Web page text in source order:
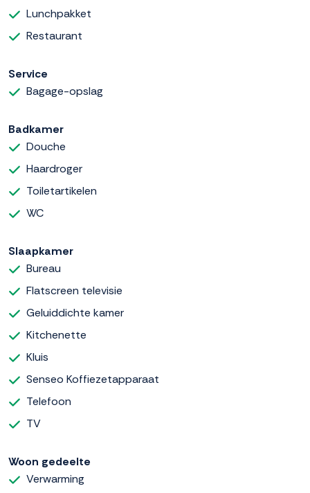
Lunchpakket
Restaurant
Service
Bagage-opslag
Badkamer
Douche
Haardroger
Toiletartikelen
WC
Slaapkamer
Bureau
Flatscreen televisie
Geluiddichte kamer
Kitchenette
Kluis
Senseo Koffiezetapparaat
Telefoon
TV
Woon gedeelte
Verwarming